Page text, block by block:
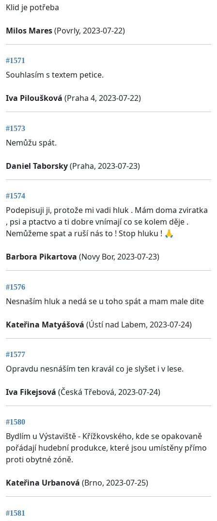
Klid je potřeba
Milos Mares(Povrly, 2023-07-22)
#1571
Souhlasím s textem petice.
Iva Piloušková (Praha 4, 2023-07-22)
#1573
Nemůžu spát.
Daniel Taborsky(Praha, 2023-07-23)
#1574
Podepisuji ji, protože mi vadi hluk . Mám doma zviratka
, psi a ptactvo a ti dobre vnímají co se kolem děje .
Nemůžeme spat a ruší nás to ! Stop hluku ! 🙏
Barbora Pikartova (Novy Bor, 2023-07-23)
#1576
Nesnaším hluk a nedá se u toho spát a mam male dite
Kateřina Matyášová (Ústí nad Labem, 2023-07-24)
#1577
Opravdu nesnáším ten kravál co je slyšet i v lese.
Iva Fikejsová (Česká Třebová, 2023-07-24)
#1580
Bydlím u Výstaviště - Křížkovského, kde se opakovaně
pořádají hudební produkce, které jsou umístěny přímo
proti obytné zóně.
Kateřina Urbanová (Brno, 2023-07-25)
#1581